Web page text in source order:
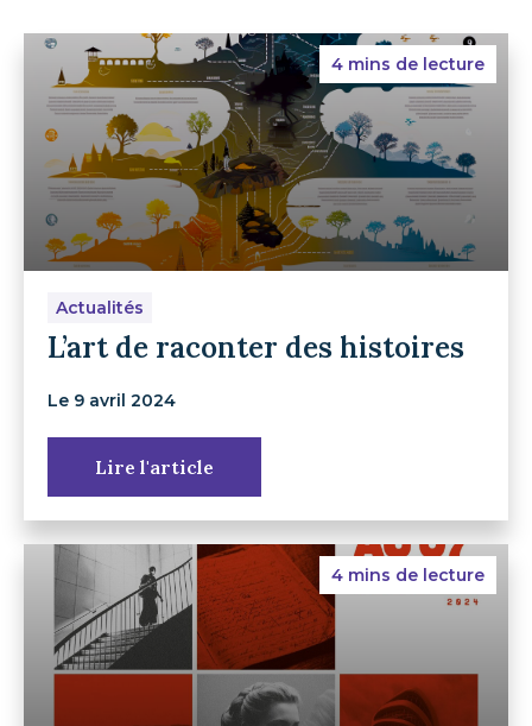
4 mins de lecture
Actualités
L’art de raconter des histoires
Le 9 avril 2024
Lire l'article
4 mins de lecture